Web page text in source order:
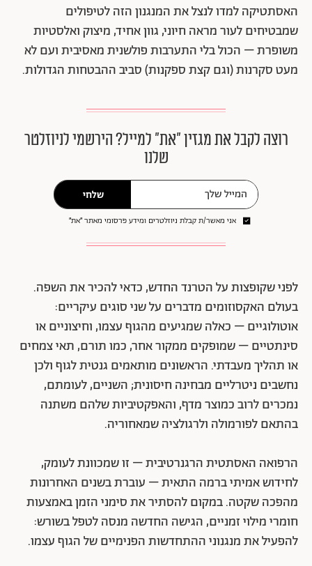
האסתטיקה למדו לנצל את המנגנון הזה לטיפולים
שמבטיחים לעור מראה חיוני, גוון אחיד, מיצוק ואלסטיות
משופרת – הכול בלי התערבות פולשנית מאסיבית ועם לא
מעט סקרנות (וגם קצת ספקנות) סביב ההבטחות הגדולות.
רוצה לקבל את מגזין ״את״ למייל? הירשמי לניוזלטר
שלנו
שלחי
אני מאשר/ת קבלת ניוזלטרים ומידע פרסומי מאתר ״את״
לפני שקופצות על הטרנד החדש, כדאי להכיר את השפה.
בעולם האקסוזומים מדברים על שני סוגים עיקריים:
אוטולוגיים – כאלה שמגיעים מהגוף עצמו, וחיצוניים או
סינתטיים – שמופקים ממקור אחר, כמו תורם, תאי צמחים
או תהליך מעבדתי. הראשונים מותאמים גנטית לגוף ולכן
נחשבים ניטרליים מבחינה חיסונית; השניים, לעומתם,
נמכרים לרוב כמוצר מדף, והאפקטיביות שלהם משתנה
בהתאם לפורמולה ולרגולציה שמאחוריה.
הרפואה האסתטית הרגנרטיבית – זו שמכוונת לעומק,
לחידוש אמיתי ברמה התאית – עוברת בשנים האחרונות
מהפכה שקטה. במקום להסתיר את סימני הזמן באמצעות
חומרי מילוי זמניים, הגישה החדשה מנסה לטפל בשורש:
להפעיל את מנגנוני ההתחדשות הפנימיים של הגוף עצמו.